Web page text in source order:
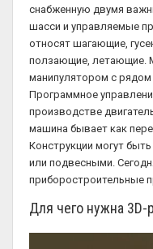
снабженную двумя
шасси и управляемые
относят шагающие,
ползающие, летающие.
манипулятором с рядом
Программное
производстве
машина бывает как
Конструкции могут
или подвесными.
приборостроительные
Для чего нужна 3D-